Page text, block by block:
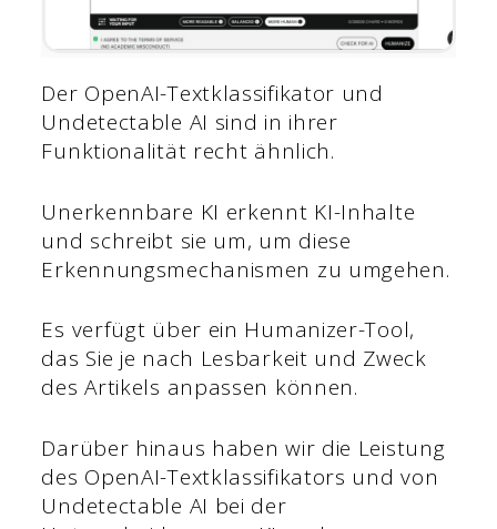
Der OpenAI-Textklassifikator und
Undetectable AI sind in ihrer
Funktionalität recht ähnlich.
Unerkennbare KI erkennt KI-Inhalte
und schreibt sie um, um diese
Erkennungsmechanismen zu umgehen.
Es verfügt über ein Humanizer-Tool,
das Sie je nach Lesbarkeit und Zweck
des Artikels anpassen können.
Darüber hinaus haben wir die Leistung
des OpenAI-Textklassifikators und von
Undetectable AI bei der